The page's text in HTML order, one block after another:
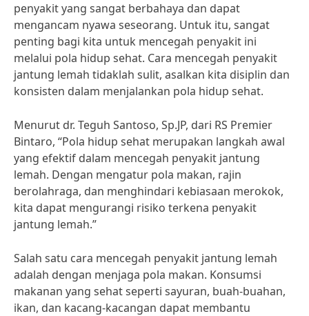
penyakit yang sangat berbahaya dan dapat
mengancam nyawa seseorang. Untuk itu, sangat
penting bagi kita untuk mencegah penyakit ini
melalui pola hidup sehat. Cara mencegah penyakit
jantung lemah tidaklah sulit, asalkan kita disiplin dan
konsisten dalam menjalankan pola hidup sehat.
Menurut dr. Teguh Santoso, Sp.JP, dari RS Premier
Bintaro, “Pola hidup sehat merupakan langkah awal
yang efektif dalam mencegah penyakit jantung
lemah. Dengan mengatur pola makan, rajin
berolahraga, dan menghindari kebiasaan merokok,
kita dapat mengurangi risiko terkena penyakit
jantung lemah.”
Salah satu cara mencegah penyakit jantung lemah
adalah dengan menjaga pola makan. Konsumsi
makanan yang sehat seperti sayuran, buah-buahan,
ikan, dan kacang-kacangan dapat membantu